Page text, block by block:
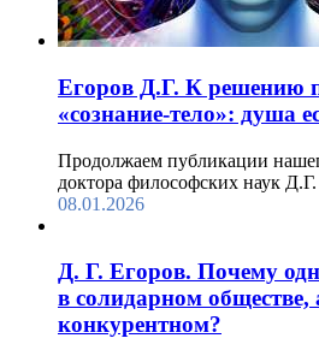
Егоров Д.Г. К решению
«сознание-тело»: душа
Продолжаем публикации
доктора философских наук
08.01.2026
Д. Г. Егоров. Почему
в солидарном обществе,
конкурентном?